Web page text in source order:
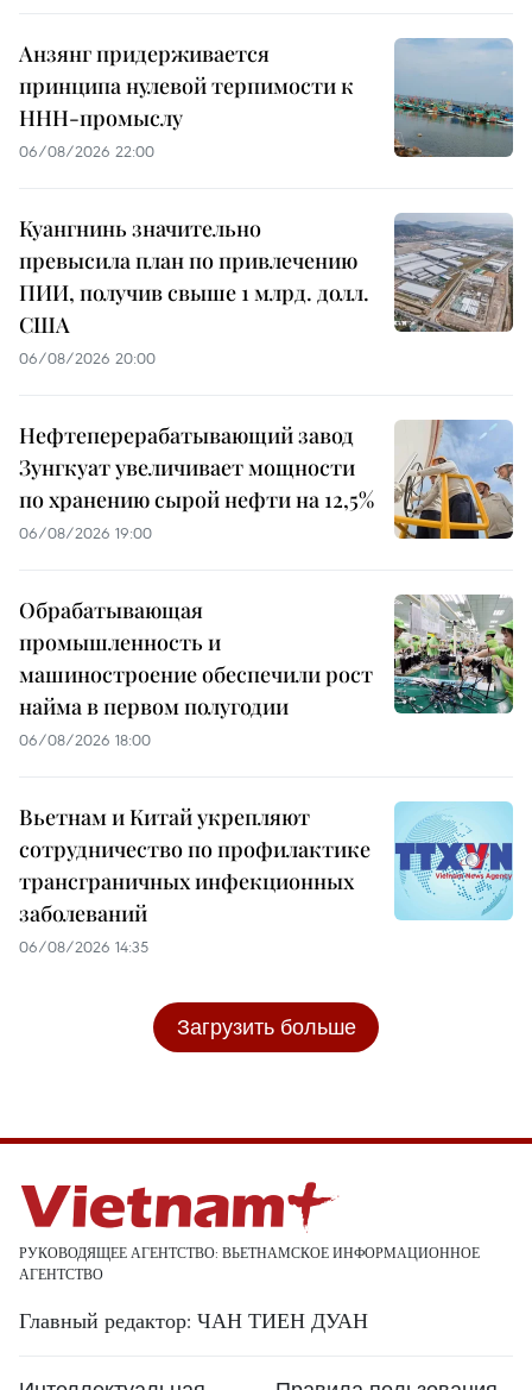
Анзянг придерживается
принципа нулевой терпимости к
ННН-промыслу
06/08/2026 22:00
Куангнинь значительно
превысила план по привлечению
ПИИ, получив свыше 1 млрд. долл.
США
06/08/2026 20:00
Нефтеперерабатывающий завод
Зунгкуат увеличивает мощности
по хранению сырой нефти на 12,5%
06/08/2026 19:00
Обрабатывающая
промышленность и
машиностроение обеспечили рост
найма в первом полугодии
06/08/2026 18:00
Вьетнам и Китай укрепляют
сотрудничество по профилактике
трансграничных инфекционных
заболеваний
06/08/2026 14:35
Загрузить больше
РУКОВОДЯЩЕЕ АГЕНТСТВО: ВЬЕТНАМСКОЕ ИНФОРМАЦИОННОЕ
АГЕНТСТВО
Главный редактор: ЧАН ТИЕН ДУАН